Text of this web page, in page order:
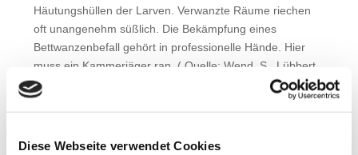
Diese Webseite verwendet Cookies
Häutungshüllen der Larven. Verwanzte Räume riechen
oft unangenehm süßlich. Die Bekämpfung eines
Bettwanzenbefall gehört in professionelle Hände. Hier
muss ein Kammerjäger ran. ( Quelle: Wend, S., Lübbert,
„Cimikose“, Z Gastroenterol 2024;62; 469-472 Thieme
Verlag, Stuttgart)